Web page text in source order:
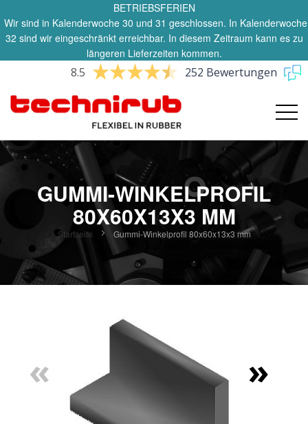
BETRIEBSFERIEN
Wir sind in Kalenderwoche 30 und 31 geschlossen. In Kalenderwoche
32 sind wir eingeschränkt erreichbar. In diesem Zeitraum kann es zu
längeren Lieferzeiten kommen.
8.5 252 Bewertungen
GUMMI-WINKELPROFIL
80X60X13X3 MM
Startseite Gummi-Winkelprofil 80x60x13x3 mm
« »